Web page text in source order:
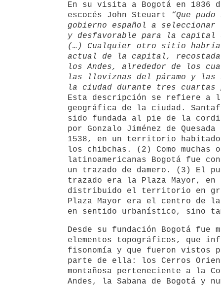
En su visita a Bogotá en 1836
escocés John Steuart
“Que
gobierno español a
y desfavorable para la capital
(…) Cualquier otro sitio
actual de la capital,
los Andes, alrededor de los
las lloviznas del páramo y las
la ciudad durante tres cuartas
Esta descripción se refiere a
geográfica de la ciudad.
sido fundada al pie de la
por Gonzalo Jiménez de
1538, en un territorio
los chibchas. (2) Como muchas
latinoamericanas Bogotá fue
un trazado de damero. (3) El
trazado era la Plaza Mayor, en
distribuido el territorio en
Plaza Mayor era el centro de la
en sentido urbanístico, sino
Desde su fundación Bogotá fue
elementos topográficos, que
fisonomía y que fueron vistos
parte de ella: los Cerros
montañosa perteneciente a la
Andes, la Sabana de Bogotá y